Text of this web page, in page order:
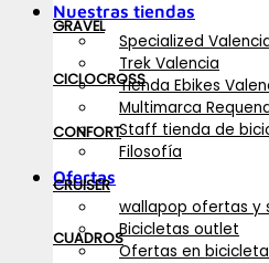
Nuestras tiendas
Specialized
Trek Valencia
Tienda Ebikes
Multimarca
Staff tienda de
Filosofía
Ofertas
wallapop ofertas y
Bicicletas outlet
Ofertas en
GRAVEL
CICLOCROSS
CONFORT
CRUISER
CUADROS